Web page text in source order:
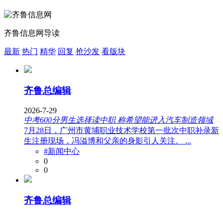
齐鲁信息网导读
最新 热门 精华 回复 抢沙发 看版块
齐鲁总编辑
2026-7-29
中考600分男生选择读中职 称希望能进入汽车制造领域
7月28日，广州市黄埔职业技术学校第一批次中职补录新
生注册现场，冯溢博和父亲的身影引人关注。 ...
#新闻中心
0
0
齐鲁总编辑